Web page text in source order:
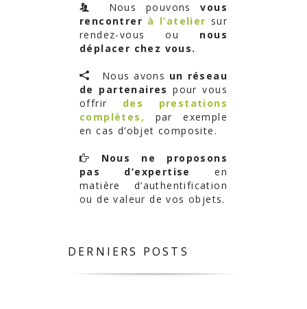
Nous pouvonsvous
rencontrer à l’atelier sur
rendez-vous ou nous
déplacer chez vous.
Nous avons un réseau
de partenairespour vous
offrir des prestations
complètes,
par exemple
en cas d’objet composite.
Nous ne proposons
pas d’expertiseen
matière d’authentification
ou de valeur de vos objets.
DERNIERS POSTS